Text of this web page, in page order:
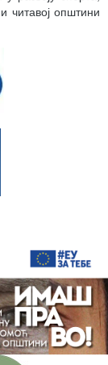
читавој општини